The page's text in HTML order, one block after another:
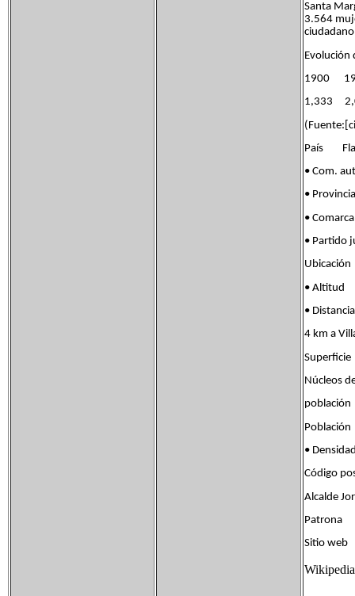
Santa
3.564
Evolución
1900
1,333
País
• Com.
•
•
•
Ubicación
•
•
4 km a
Núcleos
•
Código
Alcalde
Sitio
Wikipedia